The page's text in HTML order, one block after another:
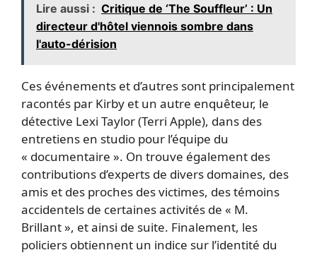
Lire aussi : Critique de ‘The Souffleur’ : Un
directeur d'hôtel viennois sombre dans
l'auto-dérision
Ces événements et d’autres sont principalement
racontés par Kirby et un autre enquêteur, le
détective Lexi Taylor (Terri Apple), dans des
entretiens en studio pour l’équipe du
« documentaire ». On trouve également des
contributions d’experts de divers domaines, des
amis et des proches des victimes, des témoins
accidentels de certaines activités de « M.
Brillant », et ainsi de suite. Finalement, les
policiers obtiennent un indice sur l’identité du